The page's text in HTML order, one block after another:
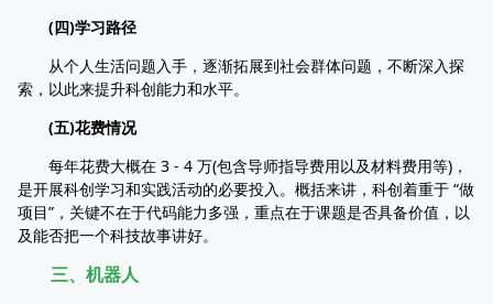
(四)学习路径
从个人生活问题入手，逐渐拓展到社会群体问题，不断深入探
索，以此来提升科创能力和水平。
(五)花费情况
每年花费大概在 3 - 4 万(包含导师指导费用以及材料费用等)，
是开展科创学习和实践活动的必要投入。概括来讲，科创着重于 “做
项目”，关键不在于代码能力多强，重点在于课题是否具备价值，以
及能否把一个科技故事讲好。
三、机器人